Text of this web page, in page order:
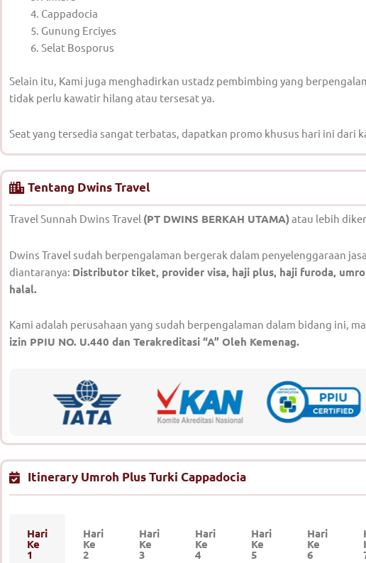
Cappadocia
Gunung Erciyes
Selat Bosporus
Selain itu, Kami juga menghadirkan ustadz pembimbing yang
tidak perlu kawatir hilang atau tersesat ya.
Seat yang tersedia sangat terbatas, dapatkan promo khusus hari ini dari
Tentang Dwins Travel
Travel Sunnah Dwins Travel (PT DWINS BERKAH UTAMA)atau lebih
Dwins Travel sudah berpengalaman bergerak dalam penyelenggaraan
diantaranya: Distributor tiket, provider visa, haji plus, haji furoda,
halal.
Kami adalah perusahaan yang sudah berpengalaman dalam bidang ini,
izin PPIU NO. U.440 dan Terakreditasi “A” Oleh Kemenag.
Itinerary Umroh Plus Turki Cappadocia
Hari
Ke
1
Hari
Ke
2
Hari
Ke
3
Hari
Ke
4
Hari
Ke
5
Hari
Ke
6